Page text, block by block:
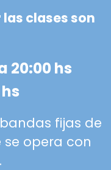
clases son
20:00 hs
fijas de
se opera con